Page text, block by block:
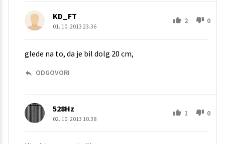
KD_FT
01. 10. 2013 23.36
2 0
glede na to, da je bil dolg 20 cm,
ODGOVORI
528Hz
02. 10. 2013 10.38
1 0